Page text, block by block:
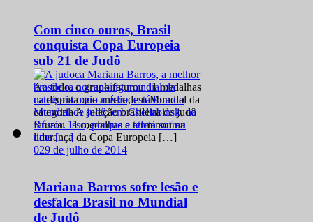
Com cinco ouros, Brasil
conquista Copa Europeia
sub 21 de Judô
Ao todo, o grupo faturou 11 medalhas
na disputa que antecede o Mundial da
categoria A seleção brasileira de judô
faturou 11 medalhas e terminou na
liderança da Copa Europeia […]
029 de julho de 2014
Mariana Barros sofre lesão e
desfalca Brasil no Mundial
de Judô